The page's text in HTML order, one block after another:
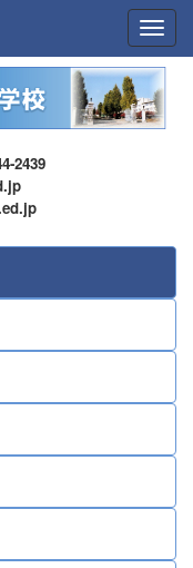
2439